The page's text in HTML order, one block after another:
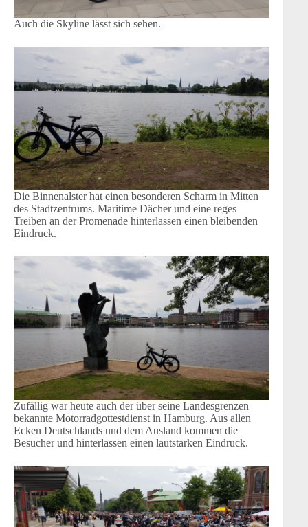
Auch die Skyline lässt sich sehen.
Die Binnenalster hat einen besonderen Scharm in Mitten
des Stadtzentrums. Maritime Dächer und eine reges
Treiben an der Promenade hinterlassen einen bleibenden
Eindruck.
Zufällig war heute auch der über seine Landesgrenzen
bekannte Motorradgottestdienst in Hamburg. Aus allen
Ecken Deutschlands und dem Ausland kommen die
Besucher und hinterlassen einen lautstarken Eindruck.